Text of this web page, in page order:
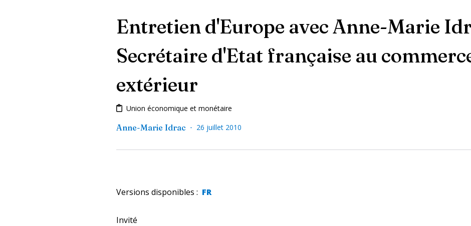
Entretien d'Europe avec Anne-Marie
Secrétaire d'Etat française au
extérieur
Union économique et monétaire
Anne-Marie Idrac - 26 juillet 2010
Versions disponibles : FR
Invité